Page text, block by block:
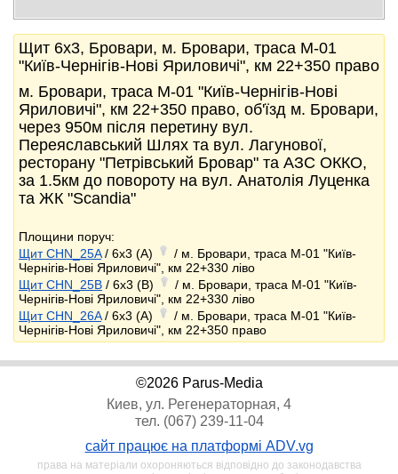
Щит 6x3, Бровари, м. Бровари, траса М-01
"Київ-Чернігів-Нові Яриловичі", км 22+350 право
м. Бровари, траса М-01 "Київ-Чернігів-Нові
Яриловичі", км 22+350 право, об'їзд м. Бровари,
через 950м після перетину вул.
Переяславський Шлях та вул. Лагунової,
ресторану "Петрівський Бровар" та АЗС ОККО,
за 1.5км до повороту на вул. Анатолія Луценка
та ЖК "Scandia"
Площини поруч:
Щит CHN_25A/ 6x3 (A)
/ м. Бровари, траса М-01 "Київ-
Чернігів-Нові Яриловичі", км 22+330 ліво
Щит CHN_25B / 6x3 (B)
/ м. Бровари, траса М-01 "Київ-
Чернігів-Нові Яриловичі", км 22+330 ліво
Щит CHN_26A/ 6x3 (A)
/ м. Бровари, траса М-01 "Київ-
Чернігів-Нові Яриловичі", км 22+350 право
©2026 Parus-Media
Киев, ул. Регенераторная, 4
тел. (067) 239-11-04
сайт працює на платформі ADV.vg
права на матеріали охороняються відповідно до законодавства